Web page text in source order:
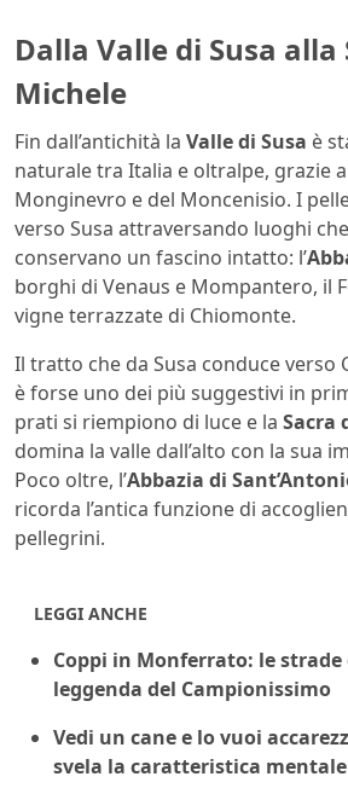
Dalla Valle di Susa alla
Michele
Fin dall’antichità la Valle di Susa è
naturale tra Italia e oltralpe, grazie
Monginevro e del Moncenisio. I
verso Susa attraversando luoghi
conservano un fascino intatto: l’
borghi di Venaus e Mompantero, il
vigne terrazzate di Chiomonte.
Il tratto che da Susa conduce verso
è forse uno dei più suggestivi in
prati si riempiono di luce e la Sacra
domina la valle dall’alto con la sua
Poco oltre, l’Abbazia di
ricorda l’antica funzione di
pellegrini.
LEGGI ANCHE
Coppi in Monferrato: le strade
leggenda del Campionissimo
Vedi un cane e lo vuoi
svela la caratteristica